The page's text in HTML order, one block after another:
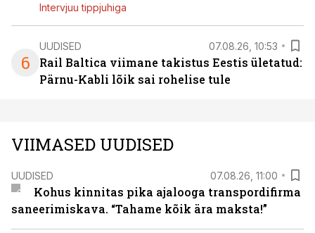
Intervjuu tippjuhiga
6
UUDISED 07.08.26, 10:53
Rail Baltica viimane takistus Eestis ületatud:
Pärnu-Kabli lõik sai rohelise tule
VIIMASED UUDISED
UUDISED 07.08.26, 11:00
Kohus kinnitas pika ajalooga transpordifirma
saneerimiskava. “Tahame kõik ära maksta!”